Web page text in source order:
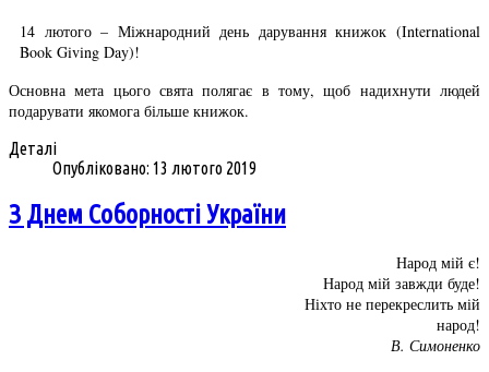
14 лютого – Міжнародний день дарування книжок (International
Book Giving Day)!
Основна мета цього свята полягає в тому, щоб надихнути людей
подарувати якомога більше книжок.
Деталі
Опубліковано: 13 лютого 2019
З Днем Соборності України
Народ мій є!
Народ мій завжди буде!
Ніхто не перекреслить мій
народ!
В. Симоненко